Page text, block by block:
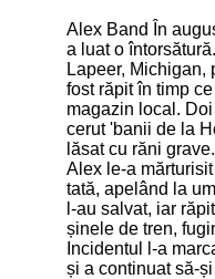
Alex Band În
a luat o
Lapeer, Michigan,
fost răpit în timp
magazin local.
cerut 'banii de la
lăsat cu răni
Alex le-a
tată, apelând la
l-au salvat, iar
șinele de tren,
Incidentul l-a
și a continuat să-